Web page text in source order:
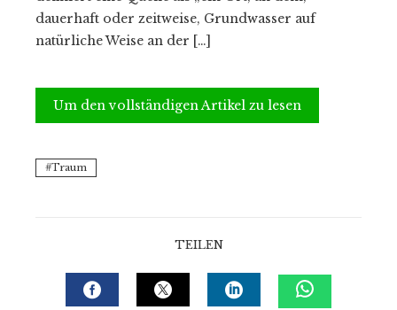
dauerhaft oder zeitweise, Grundwasser auf
natürliche Weise an der […]
Um den vollständigen Artikel zu lesen
Traum
TEILEN